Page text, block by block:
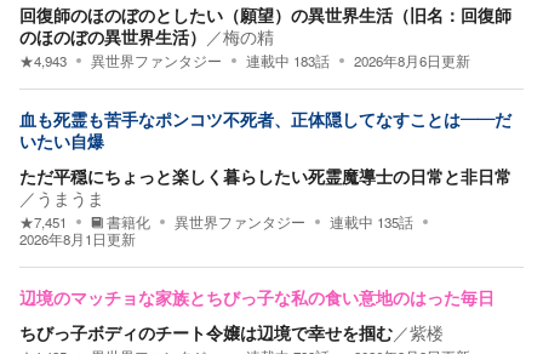
回復師のほのぼのとしたい（願望）の異世界生活（旧名：回復師
のほのぼの異世界生活） ／梅の精
★4,943 異世界ファンタジー 連載中 183話 2026年8月6日更新
血も死霊も苦手なポンコツ不死者、正体隠してなすことは——だ
いたい自爆
ただ平穏にちょっと楽しく暮らしたい死霊魔導士の日常と非日常
／ うまうま
★7,451 書籍化 異世界ファンタジー 連載中 135話
2026年8月1日更新
辺境のマッチョな家族とちびっ子な私の食い意地のはった毎日
ちびっ子ボディのチート令嬢は辺境で幸せを掴む／紫楼